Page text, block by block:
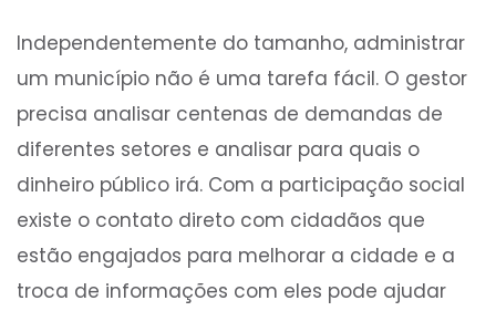
Independentemente do tamanho, administrar
um município não é uma tarefa fácil. O gestor
precisa analisar centenas de demandas de
diferentes setores e analisar para quais o
dinheiro público irá. Com a participação social
existe o contato direto com cidadãos que
estão engajados para melhorar a cidade e a
troca de informações com eles pode ajudar